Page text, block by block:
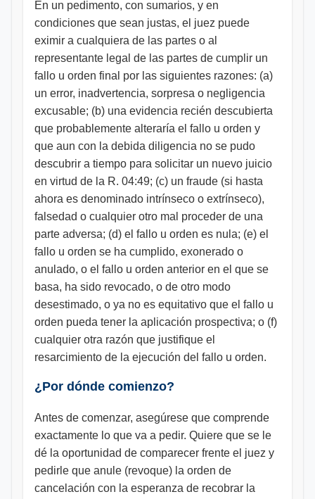
En un pedimento, con sumarios, y en
condiciones que sean justas, el juez puede
eximir a cualquiera de las partes o al
representante legal de las partes de cumplir un
fallo u orden final por las siguientes razones: (a)
un error, inadvertencia, sorpresa o negligencia
excusable; (b) una evidencia recién descubierta
que probablemente alteraría el fallo u orden y
que aun con la debida diligencia no se pudo
descubrir a tiempo para solicitar un nuevo juicio
en virtud de la R. 04:49; (c) un fraude (si hasta
ahora es denominado intrínseco o extrínseco),
falsedad o cualquier otro mal proceder de una
parte adversa; (d) el fallo u orden es nula; (e) el
fallo u orden se ha cumplido, exonerado o
anulado, o el fallo u orden anterior en el que se
basa, ha sido revocado, o de otro modo
desestimado, o ya no es equitativo que el fallo u
orden pueda tener la aplicación prospectiva; o (f)
cualquier otra razón que justifique el
resarcimiento de la ejecución del fallo u orden.
¿Por dónde comienzo?
Antes de comenzar, asegúrese que comprende
exactamente lo que va a pedir. Quiere que se le
dé la oportunidad de comparecer frente el juez y
pedirle que anule (revoque) la orden de
cancelación con la esperanza de recobrar la